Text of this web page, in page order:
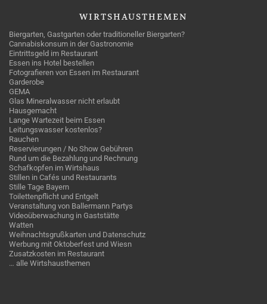
WIRTSHAUSTHEMEN
Biergarten, Gastgarten oder traditioneller Biergarten?
Cannabiskonsum in der Gastronomie
Eintrittsgeld im Restaurant
Essen ins Hotel bestellen
Fotografieren von Essen im Restaurant
Garderobe
GEMA
Glas Mineralwasser nicht erlaubt
Hausgemacht
Lange Wartezeit beim Essen
Leitungswasser kostenlos?
Rauchen
Reservierungen / No Show Gebühren
Rund um die Bezahlung und Rechnung
Schafkopfen im Wirtshaus
Stillen in Cafés und Restaurants
Stille Tage Bayern
Toilettenpflicht und Entgelt
Veranstaltung von Ballermann Partys
Videoüberwachung in Gaststätte
Watten
Weihnachtsgrußkarten und Datenschutz
Werbung mit Oktoberfest und Wiesn
Zusatzkosten im Restaurant
… alle Wirtshausthemen